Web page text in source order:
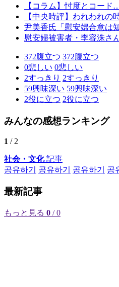
【コラム】忖度とコー
【中央時評】われわれ
尹美香氏「慰安婦合意は
慰安婦被害者・李容洙さ
372腹立つ 372腹立つ
0悲しい 0悲しい
2すっきり 2すっきり
59興味深い 59興味深い
2役に立つ 2役に立つ
みんなの感想ランキング
1 / 2
社会・文化記事
공유하기
공유하기 공유하기 공
最新記事
もっと見る 0 / 0